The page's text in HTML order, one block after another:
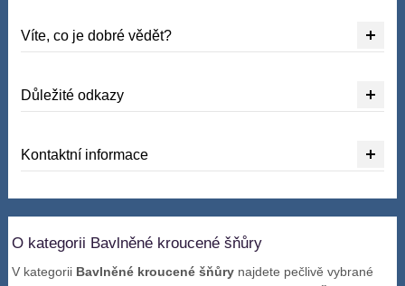
Víte, co je dobré vědět?
Důležité odkazy
Kontaktní informace
O kategorii Bavlněné kroucené šňůry
V kategorii Bavlněné kroucené šňůry najdete pečlivě vybrané